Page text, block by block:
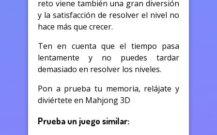
reto viene también una gran diversión
y la satisfacción de resolver el nivel no
hace más que crecer.
Ten en cuenta que el tiempo pasa
lentamente y no puedes tardar
demasiado en resolver los niveles.
Pon a prueba tu memoria, relájate y
diviértete en Mahjong 3D
Prueba un juego similar: